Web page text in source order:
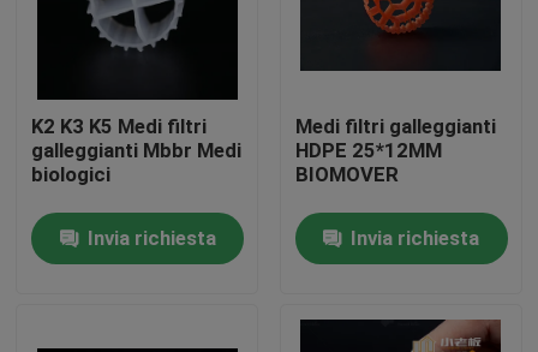
Casa
K2 K3 K5 Medi filtri
galleggianti Mbbr Medi
biologici
Invia richiesta
Medi filtri galleggianti
HDPE 25*12MM
BIOMOVER
Invia richiesta